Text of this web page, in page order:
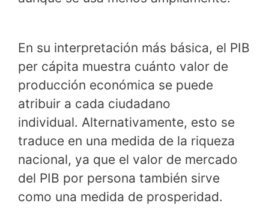
En su interpretación más básica, el PIB
per cápita muestra cuánto valor de
producción económica se puede
atribuir a cada ciudadano
individual. Alternativamente, esto se
traduce en una medida de la riqueza
nacional, ya que el valor de mercado
del PIB por persona también sirve
como una medida de prosperidad.